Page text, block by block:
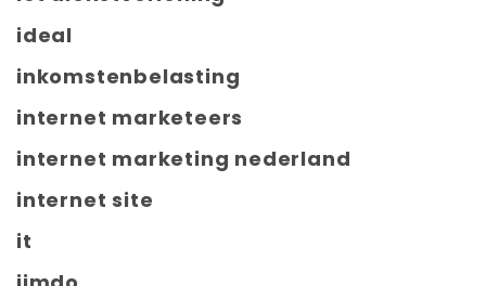
ideal
inkomstenbelasting
internet marketeers
internet marketing nederland
internet site
it